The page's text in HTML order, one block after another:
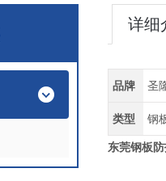
详细
品牌 圣
类型 钢
东莞钢板